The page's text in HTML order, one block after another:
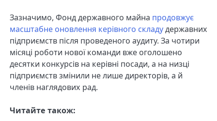
Зазначимо, Фонд державного майна продовжує
масштабне оновлення керівного складудержавних
підприємств після проведеного аудиту. За чотири
місяці роботи нової команди вже оголошено
десятки конкурсів на керівні посади, а на низці
підприємств змінили не лише директорів, а й
членів наглядових рад.
Читайте також: